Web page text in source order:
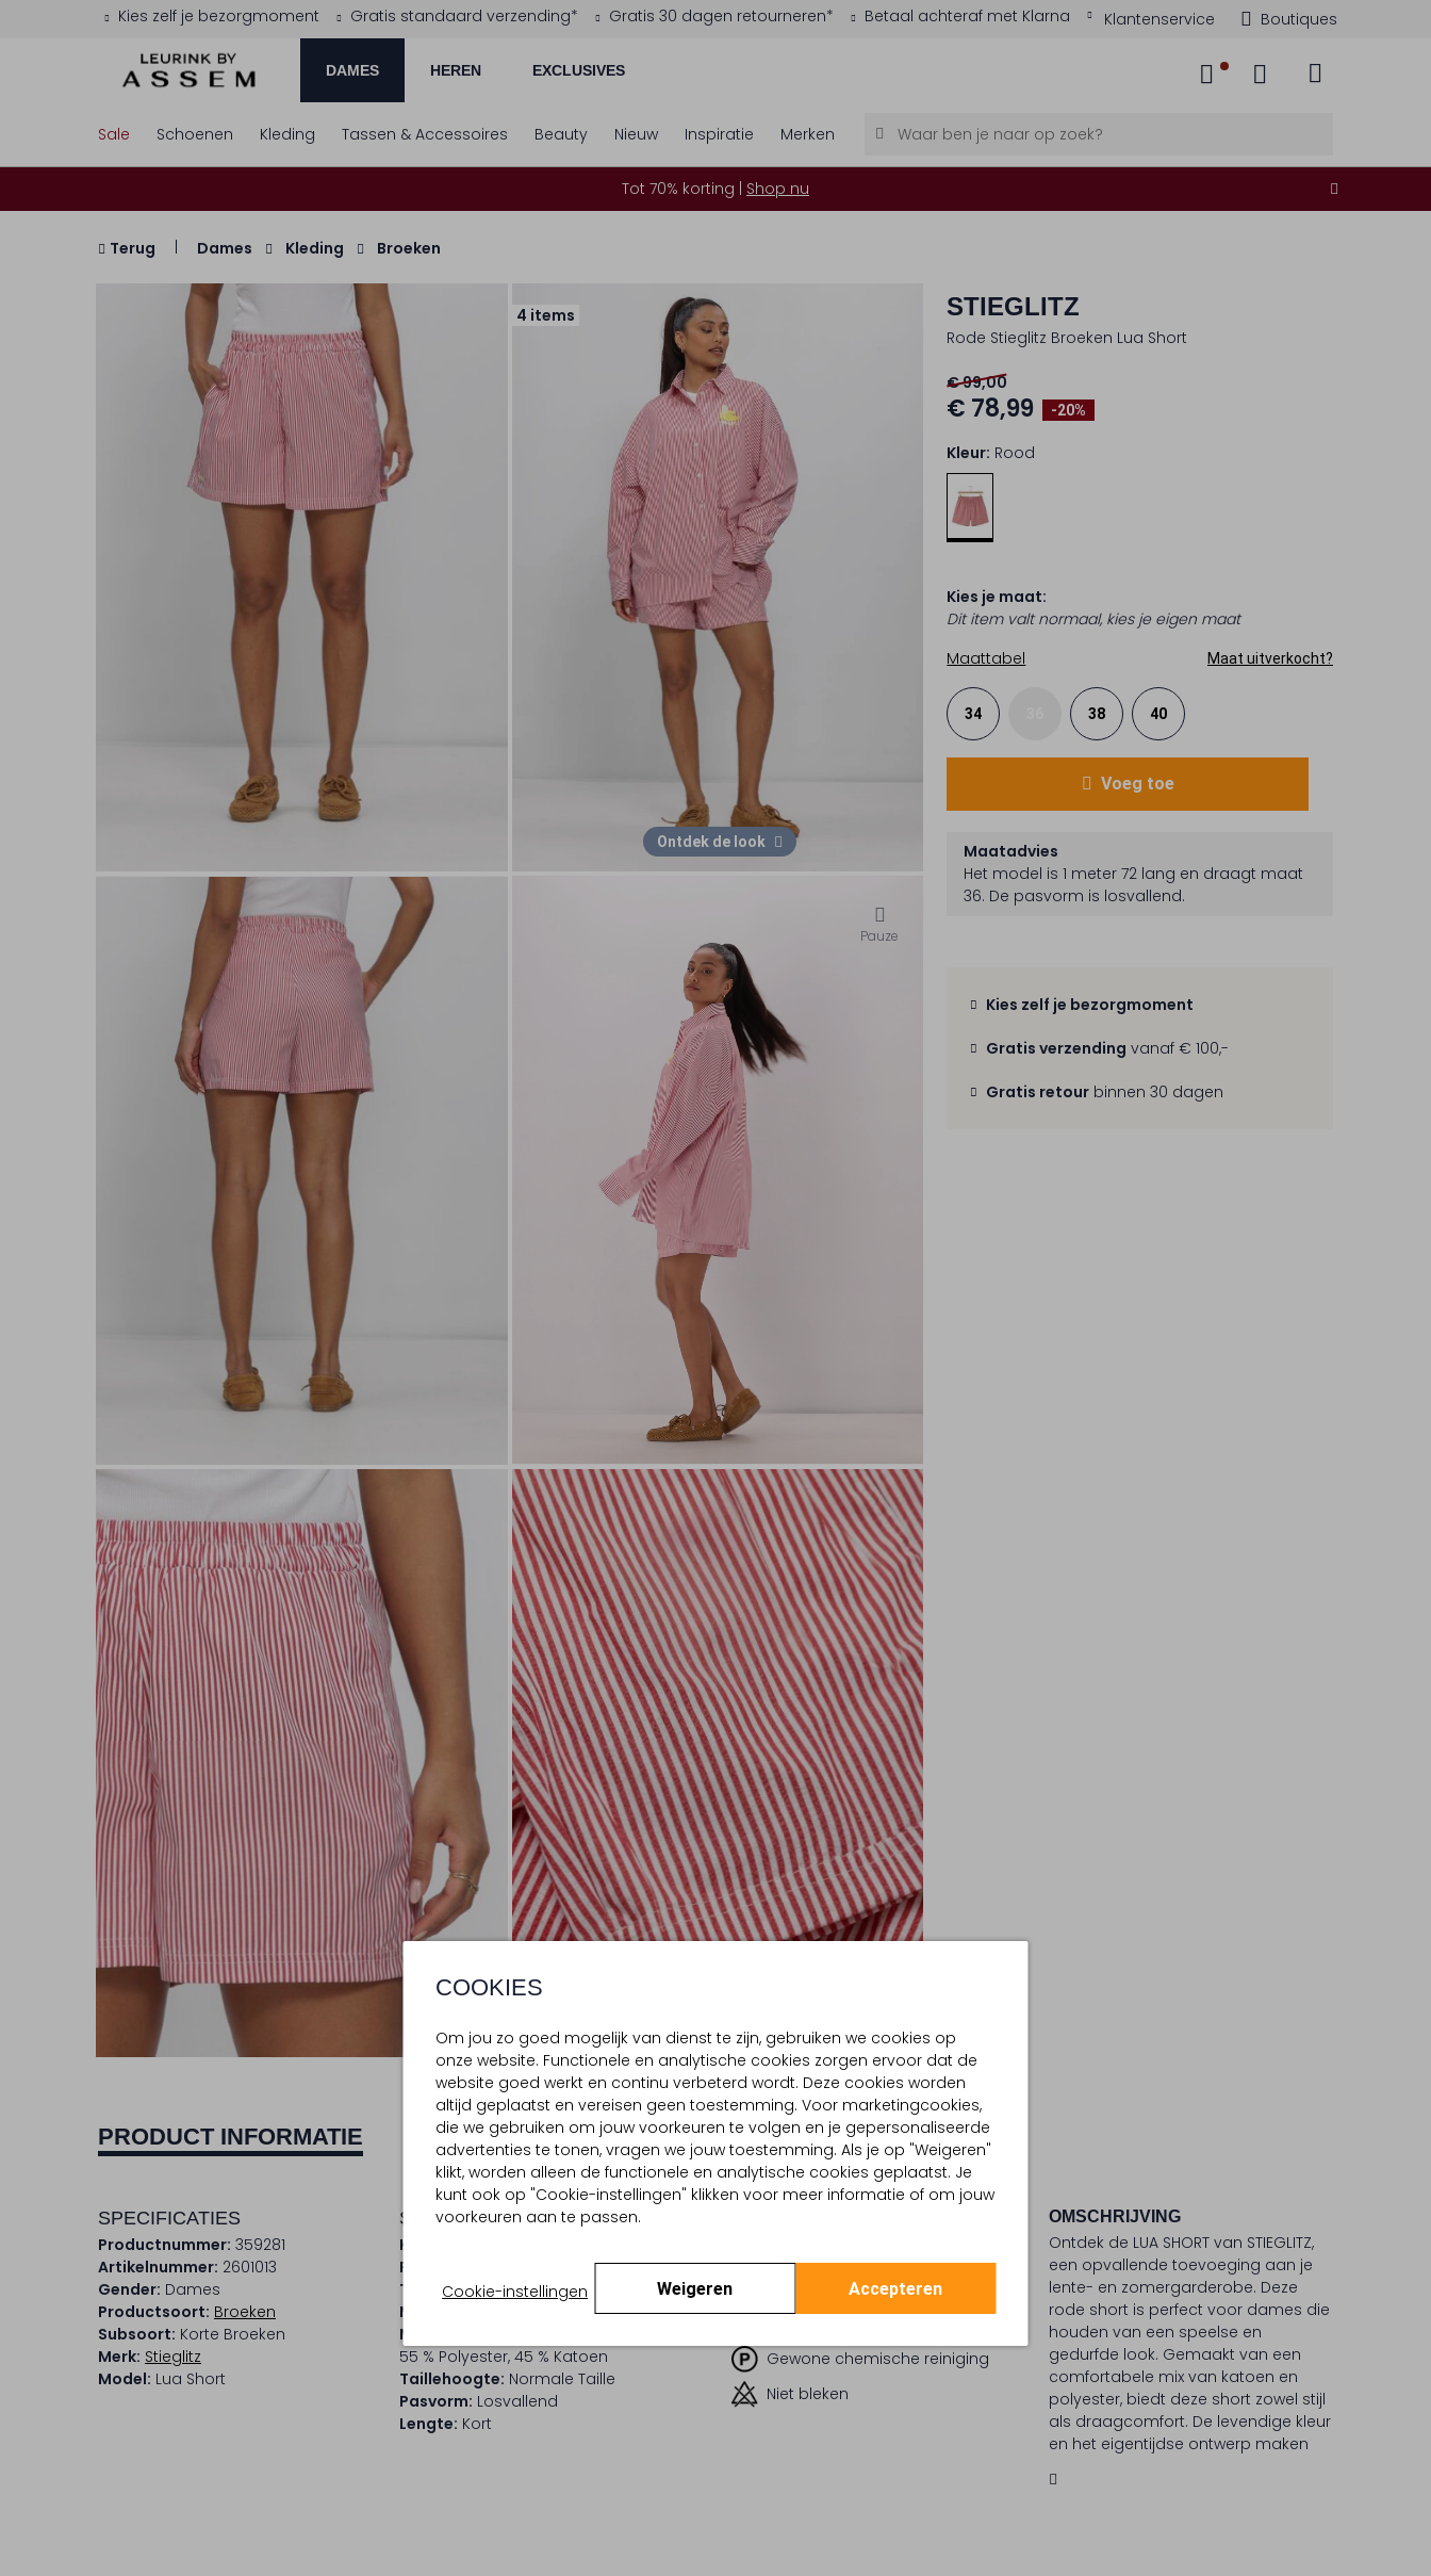
Kies zelf je bezorgmoment Gratis standaard verzending* Gratis 30 dagen retourneren* Betaal achteraf met Klarna Klantenservice Boutiques
DAMES HEREN EXCLUSIVES
COOKIES
Om jou zo goed mogelijk van dienst te zijn, gebruiken we cookies op
onze website. Functionele en analytische cookies zorgen ervoor dat de
website goed werkt en continu verbeterd wordt. Deze cookies worden
altijd geplaatst en vereisen geen toestemming. Voor marketingcookies,
die we gebruiken om jouw voorkeuren te volgen en je gepersonaliseerde
advertenties te tonen, vragen we jouw toestemming. Als je op "Weigeren"
klikt, worden alleen de functionele en analytische cookies geplaatst. Je
kunt ook op "Cookie-instellingen" klikken voor meer informatie of om jouw
voorkeuren aan te passen.
Cookie-instellingen Weigeren Accepteren
Sale Schoenen Kleding Tassen & Accessoires Beauty Nieuw Inspiratie Merken
Tot 70% korting | Shop nu
Terug Dames Kleding Broeken
4 items
Ontdek de look
Pauze
STIEGLITZ
Rode Stieglitz Broeken Lua Short
-20%
€ 99,00
€ 78,99
Kleur: Rood
Kies je maat:
Dit item valt normaal, kies je eigen maat
Maattabel
Maat uitverkocht?
34 38 40
Voeg toe
Maatadvies
Het model is 1 meter 72 lang en draagt maat
36. De pasvorm is losvallend.
Kies zelf je bezorgmoment
Gratis verzending vanaf € 100,-
Gratis retour binnen 30 dagen
PRODUCT INFORMATIE BEZORGEN & RETOURNEREN
SPECIFICATIES
Productnummer: 359281
Artikelnummer: 2601013
Gender: Dames
Productsoort: Broeken
Subsoort: Korte Broeken
Merk: Stieglitz
Model: Lua Short
SAMENSTELLING & PASVORM
Kleur:
Patroon:
Trends: Co-Ord Sets
Materiaal:
Materiaalpercentages:
55 % Polyester, 45 % Katoen
Taillehoogte: Normale Taille
Pasvorm: Losvallend
Lengte: Kort
Strijken op maximaal 150 °C
Gewone chemische reiniging
Niet bleken
OMSCHRIJVING
Ontdek de LUA SHORT van STIEGLITZ,
een opvallende toevoeging aan je
lente- en zomergarderobe. Deze
rode short is perfect voor dames die
houden van een speelse en
gedurfde look. Gemaakt van een
comfortabele mix van katoen en
polyester, biedt deze short zowel stijl
als draagcomfort. De levendige kleur
en het eigentijdse ontwerp maken
dagen. STIEGLITZ staat bekend om